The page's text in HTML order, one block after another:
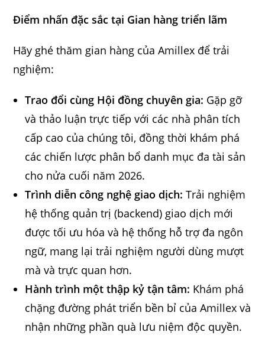
Điểm nhấn đặc sắc tại Gian hàng triển lãm
Hãy ghé thăm gian hàng của Amillex để trải
nghiệm:
Trao đổi cùng Hội đồng chuyên gia: Gặp gỡ
và thảo luận trực tiếp với các nhà phân tích
cấp cao của chúng tôi, đồng thời khám phá
các chiến lược phân bổ danh mục đa tài sản
cho nửa cuối năm 2026.
Trình diễn công nghệ giao dịch: Trải nghiệm
hệ thống quản trị (backend) giao dịch mới
được tối ưu hóa và hệ thống hỗ trợ đa ngôn
ngữ, mang lại trải nghiệm người dùng mượt
mà và trực quan hơn.
Hành trình một thập kỷ tận tâm: Khám phá
chặng đường phát triển bền bỉ của Amillex và
nhận những phần quà lưu niệm độc quyền.